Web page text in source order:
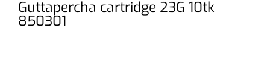
Guttapercha cartridge 23G 10tk
850301